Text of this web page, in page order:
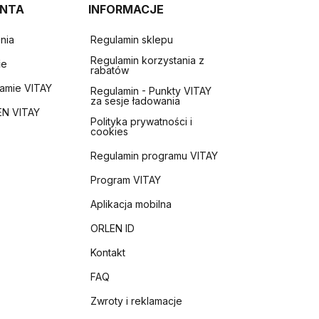
VITAY
VITAY
INFORMACJE
Regulamin sklepu
Regulamin korzystania z
rabatów
Regulamin - Punkty VITAY
za sesje ładowania
Polityka prywatności i
cookies
Regulamin programu VITAY
Program VITAY
Aplikacja mobilna
ORLEN ID
Kontakt
FAQ
Zwroty i reklamacje